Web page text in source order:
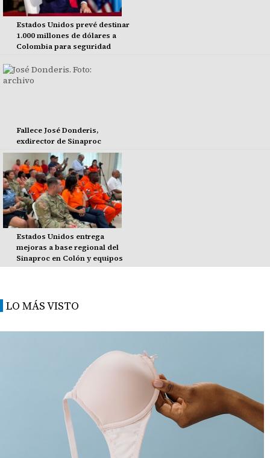
Estados Unidos prevé destinar
1.000 millones de dólares a
Colombia para seguridad
Fallece José Donderis,
exdirector de Sinaproc
Estados Unidos entrega
mejoras a base regional del
Sinaproc en Colón y equipos
LO MÁS VISTO